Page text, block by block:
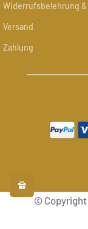
Widerrufsbelehrung
Versand
Zahlung
© Copyright